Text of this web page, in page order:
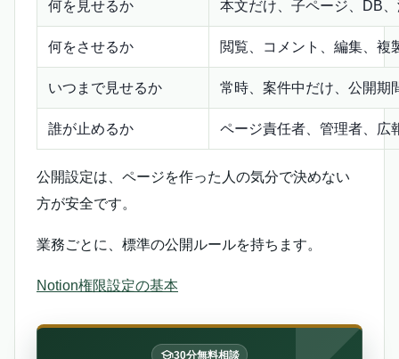
何を見せるか 本文だけ、子ページ、DB
何をさせるか 閲覧、コメント、編集、複
いつまで見せるか 常時、案件中だけ、公開期
誰が止めるか ページ責任者、管理者、広
公開設定は、ページを作った人の気分で決めない
方が安全です。
業務ごとに、標準の公開ルールを持ちます。
Notion権限設定の基本
30分無料相談